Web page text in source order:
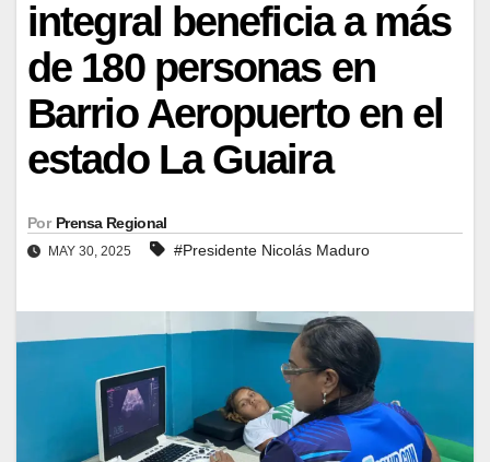
integral beneficia a más
de 180 personas en
Barrio Aeropuerto en el
estado La Guaira
Por Prensa Regional
MAY 30, 2025 #Presidente Nicolás Maduro